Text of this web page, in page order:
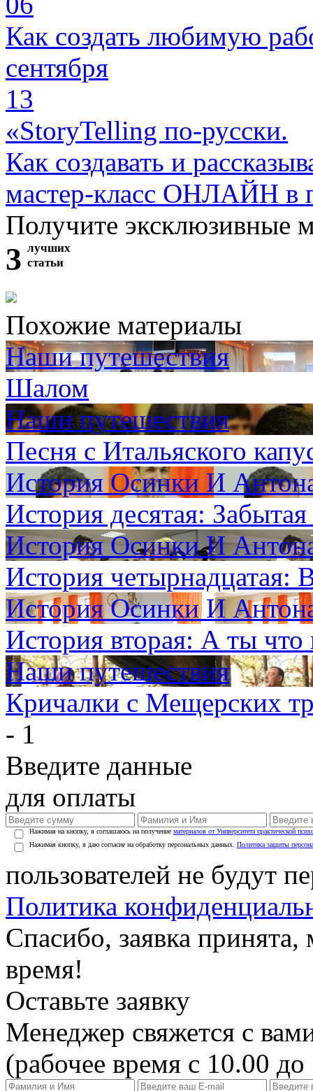
Как создать любимую
сентября
13
«StoryTelling по-русски.
Как создавать и
мастер-класс ОНЛАЙН в
Получите эксклюзивные
3 лучших
статьи
Похожие материалы
Наши путешествия
Шалом
Наши путешествия
Песня с Итальяского
История Осинки И
История десятая:
История Осинки И
История четырнадцатая:
История Осинки И
История вторая: А ты что
Наши путешествия
Кричалки с Мещерских
- 1
Введите данные
для оплаты
Нажимая на кнопку, я соглашаюсь на получение материалов от Университета практической
Нажимая кнопку, я даю согласие на обработку персональных данных. Политика защиты
пользователей не будут
Политика
Спасибо, заявка
время!
Оставьте заявку
Менеджер свяжется с
(рабочее время с 10.00